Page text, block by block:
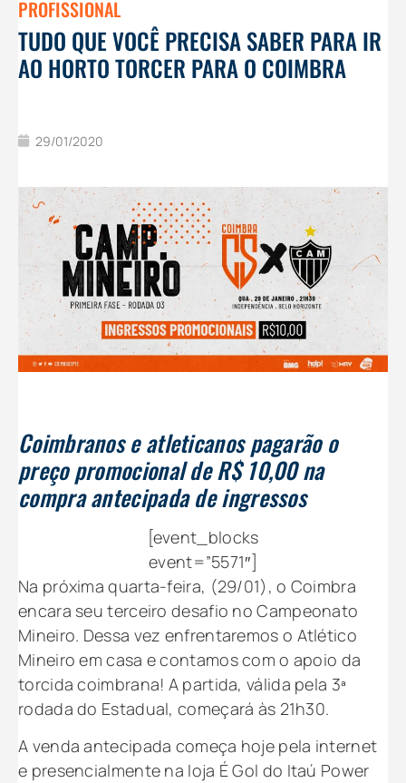
PROFISSIONAL
TUDO QUE VOCÊ PRECISA SABER PARA IR
AO HORTO TORCER PARA O COIMBRA
29/01/2020
Coimbranos e atleticanos pagarão o
preço promocional de R$ 10,00 na
compra antecipada de ingressos
[event_blocks
event=”5571″]
Na próxima quarta-feira, (29/01), o Coimbra
encara seu terceiro desafio no Campeonato
Mineiro. Dessa vez enfrentaremos o Atlético
Mineiro em casa e contamos com o apoio da
torcida coimbrana! A partida, válida pela 3ª
rodada do Estadual, começará às 21h30.
A venda antecipada começa hoje pela internet
e presencialmente na loja É Gol do Itaú Power